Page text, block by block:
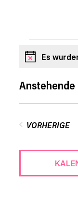
Hinweis
Es
Anstehende
Datum
VORHERIGE